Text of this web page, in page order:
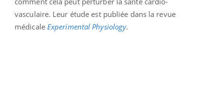
vasculaire. Leur étude est publiée dans la revue
médicale Experimental Physiology.